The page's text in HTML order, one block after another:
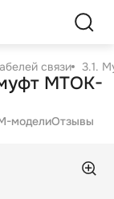
связи 3.1.
МТОК-
моделиОтзывы